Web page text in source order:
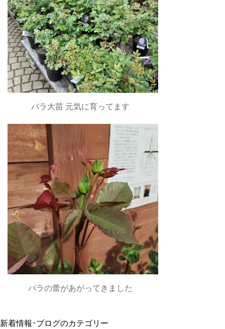
バラ大苗 元気に育ってます
バラの蕾があがってきました
新着情報･ブログのカテゴリー